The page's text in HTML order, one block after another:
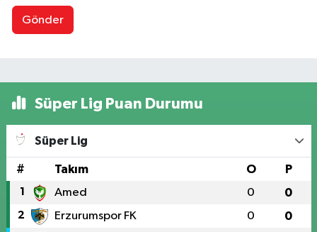
Gönder
Süper Lig Puan Durumu
Süper Lig
# Takım O P
1 Amed 0 0
2 Erzurumspor FK 0 0